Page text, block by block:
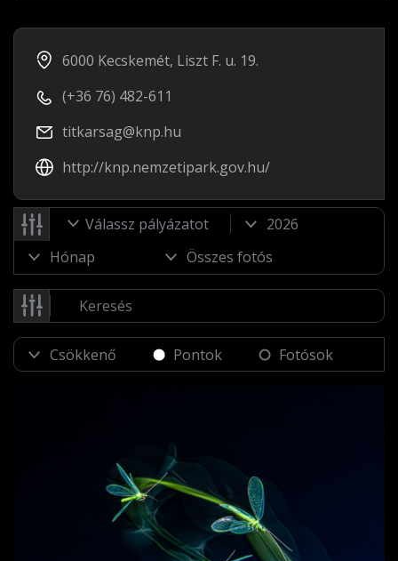
6000 Kecskemét, Liszt F. u. 19.
(+36 76) 482-611
titkarsag@knp.hu
http://knp.nemzetipark.gov.hu/
Válassz pályázatot
Pontok Fotósok